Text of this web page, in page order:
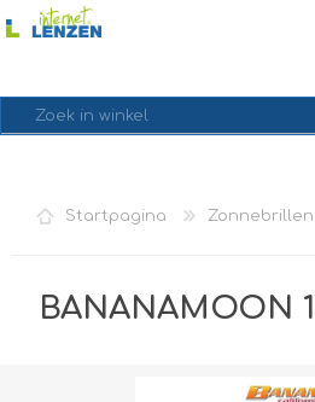
INLOGGEN
Startpagina Zonnebrillen
BANANAMOON